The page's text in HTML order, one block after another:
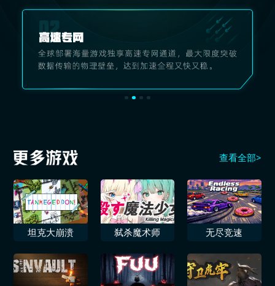
查看全部>
坦克大崩溃 弑杀魔术师 无尽竞速